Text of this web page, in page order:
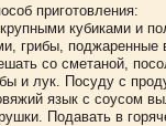
приготовления:
кубиками и
грибы, поджаренные
со сметаной,
и лук. Посуду с
язык с соусом
Подавать в